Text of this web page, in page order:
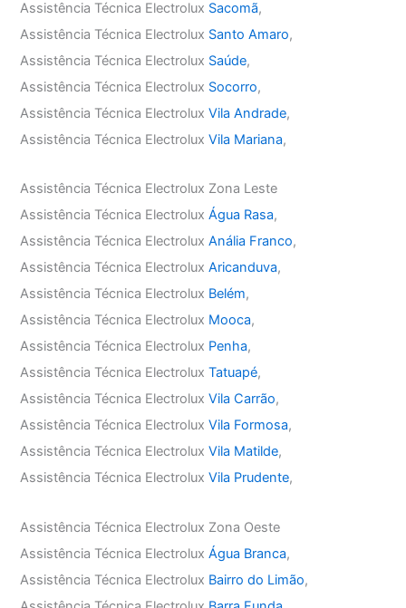
Assistência Técnica Electrolux Sacomã,
Assistência Técnica Electrolux Santo Amaro,
Assistência Técnica Electrolux Saúde,
Assistência Técnica Electrolux Socorro,
Assistência Técnica ElectroluxVila Andrade,
Assistência Técnica ElectroluxVila Mariana,
Assistência Técnica Electrolux Zona Leste
Assistência Técnica ElectroluxÁgua Rasa,
Assistência Técnica ElectroluxAnália Franco,
Assistência Técnica ElectroluxAricanduva,
Assistência Técnica Electrolux Belém,
Assistência Técnica Electrolux Mooca,
Assistência Técnica Electrolux Penha,
Assistência Técnica ElectroluxTatuapé,
Assistência Técnica ElectroluxVila Carrão,
Assistência Técnica ElectroluxVila Formosa,
Assistência Técnica ElectroluxVila Matilde,
Assistência Técnica ElectroluxVila Prudente,
Assistência Técnica Electrolux Zona Oeste
Assistência Técnica ElectroluxÁgua Branca,
Assistência Técnica Electrolux Bairro do Limão,